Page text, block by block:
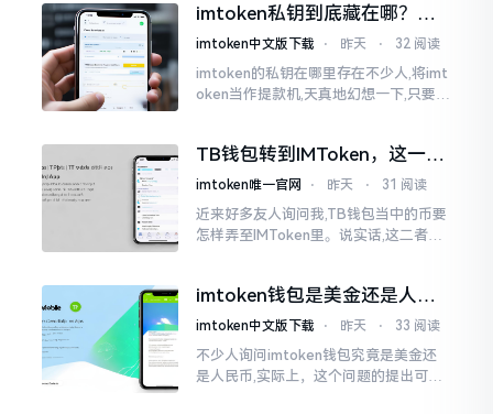
似乎相似
imtoken私钥到底藏在哪？别
慌，找对地方才安心
imtoken中文版下载 ⋅ 昨天 ⋅ 32 阅读
imtoken的私钥在哪里存在不少人,将imt
oken当作提款机,天真地幻想一下,只要把
TB钱包转到IMToken，这一步
别走错
imtoken唯一官网 ⋅ 昨天 ⋅ 31 阅读
近来好多友人询问我,TB钱包当中的币要
怎样弄至IMToken里。说实话,这二者皆
就迷糊了
imtoken钱包是美金还是人民
币？其实它是个“多面手”
imtoken中文版下载 ⋅ 昨天 ⋅ 33 阅读
不少人询问imtoken钱包究竟是美金还
是人民币,实际上，这个问题的提出可谓